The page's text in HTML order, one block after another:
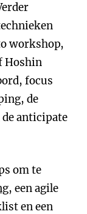
workshop,
Hoshin
focus
de
anticipate
om te
, een agile
en een